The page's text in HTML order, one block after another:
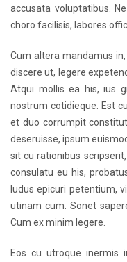
accusata voluptatibus.
choro facilisis, labores
Cum altera mandamus
discere ut, legere
Atqui mollis ea his, ius
nostrum cotidieque. Est
et duo corrumpit
deseruisse, ipsum
sit cu rationibus
consulatu eu his,
ludus epicuri petentium,
utinam cum. Sonet
Cum ex minim legere.
Eos cu utroque inermis